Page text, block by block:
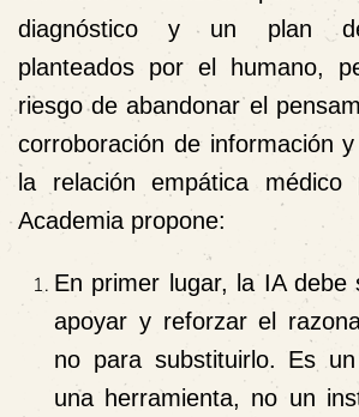
diagnóstico y un plan
planteados por el humano,
riesgo de abandonar el
corroboración de información
la relación empática médico
Academia propone:
En primer lugar, la IA debe
apoyar y reforzar el
no para substituirlo. Es un
una herramienta, no un